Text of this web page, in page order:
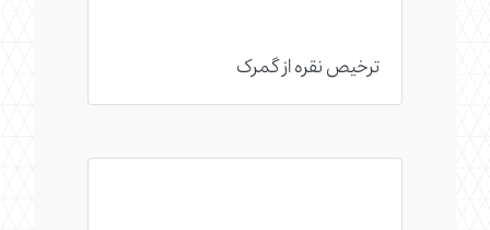
ترخیص نقره از گمرک